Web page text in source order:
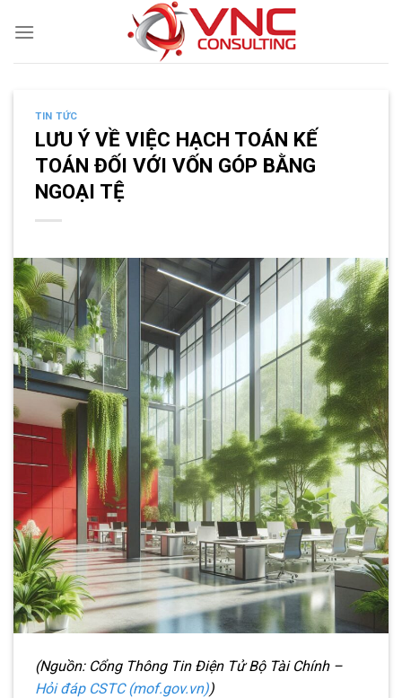
TIN TỨC
LƯU Ý VỀ VIỆC HẠCH TOÁN KẾ
TOÁN ĐỐI VỚI VỐN GÓP BẰNG
NGOẠI TỆ
(Nguồn: Cổng Thông Tin Điện Tử Bộ Tài Chính –
Hỏi đáp CSTC (mof.gov.vn))